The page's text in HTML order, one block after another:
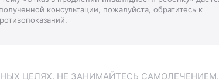
консультации, пожалуйста, обратитесь к
ЦЕЛЯХ. НЕ ЗАНИМАЙТЕСЬ